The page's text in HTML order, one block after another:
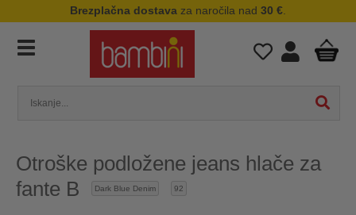
Brezplačna dostava za naročila nad 30 €
Otroške podložene jeans hlače za
fante B
Dark Blue Denim 92